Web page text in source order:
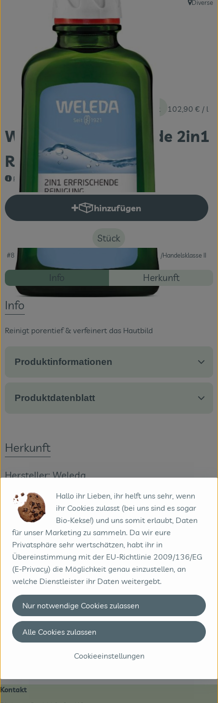
Obst & Gemüse
Frischetheke
Vorratskammer
Naturdrogerie
Das Konzept
Über uns
Service
Blog
Weleda - Erfrischende 2in1
Reinigung - 100ml
Reinigt porentief & verfeinert das Hautbild
10,29 € / Stück 102,90 € / l
, Herkunft:
Diverse
hinzufügen
Produkt zum Warenkorb
Stück
#88622 19% MwSt Handelsklasse II
Rezepte
Info Herkunft
Entdecke passende RezepteEs wurden
Info
Reinigt porentief & verfeinert das Hautbild
Produktinformationen
Produktdatenblatt
Herkunft
Hersteller: Weleda
D-73525 Schwäbisch Gmünd Diverse
Weleda AG
D 73525 Schwäbisch Gmünd
Hochwertige Naturpflegeprodukte für Gesicht, Körper &
Natürlich wirksame anthroposophische Arzneimittel.
zur WebSite
(Daten von Ecoinform)
Weleda
Kontakt
Hallo ihr Lieben, ihr helft uns sehr, wenn
ihr Cookies zulasst (bei uns sind es sogar
Bio-Kekse!) und uns somit erlaubt, Daten
für unser Marketing zu sammeln. Da wir eure
Privatsphäre sehr wertschätzen, habt ihr in
Übereinstimmung mit der EU-Richtlinie 2009/136/EG
(E-Privacy) die Möglichkeit genau einzustellen, an
welche Dienstleister ihr Daten weitergebt.
Cookieeinstellungen
Nur notwendige Cookies zulassen
Alle Cookies zulassen